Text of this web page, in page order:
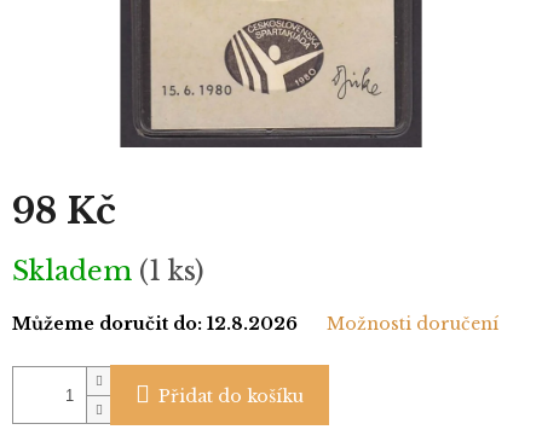
98 Kč
Měrná
cena:
Skladem (1 ks)
Můžeme doručit do: 12.8.2026 Možnosti doručení
Přidat do košíku